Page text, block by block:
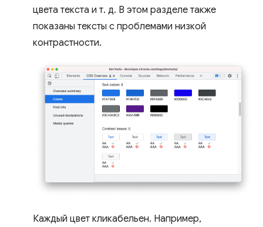
цвета текста и т. д. В этом разделе также
показаны тексты с проблемами низкой
контрастности.
Каждый цвет кликабельен. Например,